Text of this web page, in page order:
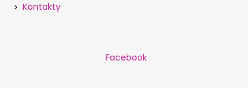
Kontakty
Facebook